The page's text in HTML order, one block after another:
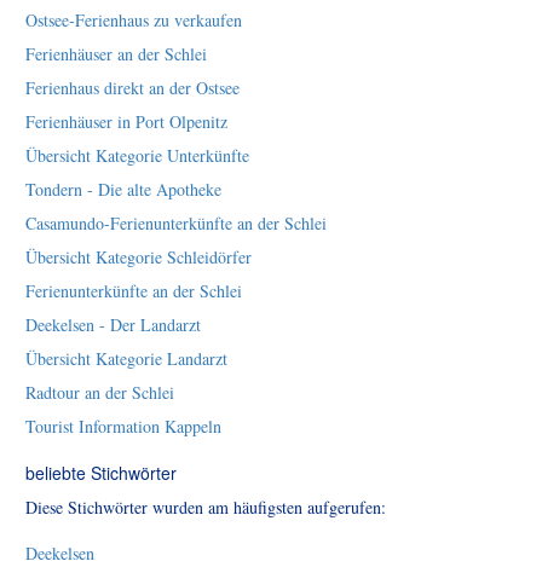
Ostsee-Ferienhaus zu verkaufen
Ferienhäuser an der Schlei
Ferienhaus direkt an der Ostsee
Ferienhäuser in Port Olpenitz
Übersicht Kategorie Unterkünfte
Tondern - Die alte Apotheke
Casamundo-Ferienunterkünfte an der Schlei
Übersicht Kategorie Schleidörfer
Ferienunterkünfte an der Schlei
Deekelsen - Der Landarzt
Übersicht Kategorie Landarzt
Radtour an der Schlei
Tourist Information Kappeln
beliebte Stichwörter
Diese Stichwörter wurden am häufigsten aufgerufen:
Deekelsen